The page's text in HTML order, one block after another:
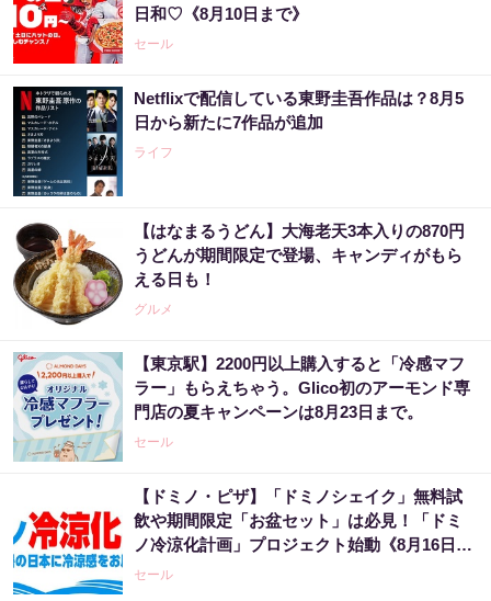
日和♡《8月10日まで》
セール
Netflixで配信している東野圭吾作品は？8月5
日から新たに7作品が追加
ライフ
【はなまるうどん】大海老天3本入りの870円
うどんが期間限定で登場、キャンディがもら
える日も！
グルメ
【東京駅】2200円以上購入すると「冷感マフ
ラー」もらえちゃう。Glico初のアーモンド専
門店の夏キャンペーンは8月23日まで。
セール
【ドミノ・ピザ】「ドミノシェイク」無料試
飲や期間限定「お盆セット」は必見！「ドミ
ノ冷涼化計画」プロジェクト始動《8月16日ま
で》
セール